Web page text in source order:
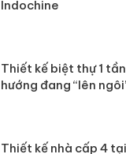
Indochine
Thiết kế biệt thự 1
hướng đang “lên
Thiết kế nhà cấp 4